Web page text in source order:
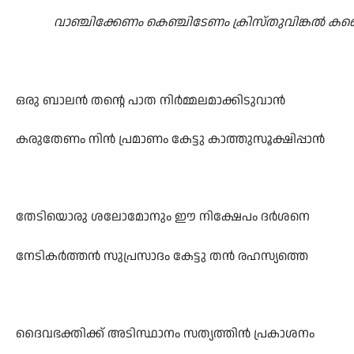
വാഞ്ചിക്കേണം കെഞ്ചിടേണം ക്രിസ്തുവിങ്കൽ
ഒരു ബാലൻ തന്റെ പാത നിർമ്മലമാക്കിടുവാൻ
കരുതേണം നിൻ പ്രമാണം കേട്ടു കാത്തുസൂക്ഷിപ്പാൻ
തേടിയൊരു ശലോമോനും ഈ നിക്ഷേപം ദർശനെ
നേടികർത്തൻ സുപ്രസാദം കേട്ടു തൻ രഹസ്യത്തെ
ദൈവഭക്തിക്ക് അടിസ്ഥാനം സത്യത്തിൻ പ്രകാശനം